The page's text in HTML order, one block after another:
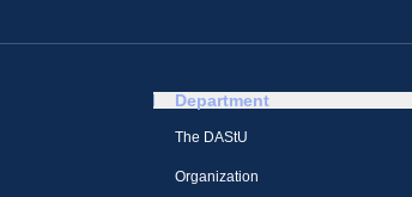
Department
The DAStU
Organization